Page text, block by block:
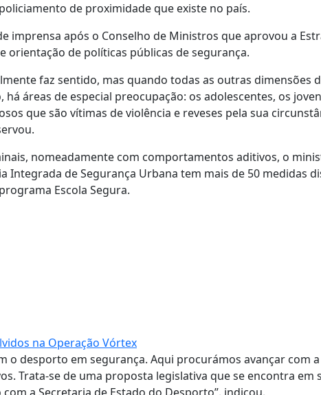
de proximidade que existe no país.
imprensa após o Conselho de Ministros que aprovou a
de políticas públicas de segurança.
faz sentido, mas quando todas as outras dimensões
áreas de especial preocupação: os adolescentes, os
que são vítimas de violência e reveses pela sua
nomeadamente com comportamentos aditivos, o
de Segurança Urbana tem mais de 50 medidas
Escola Segura.
na Operação Vórtex
o desporto em segurança. Aqui procurámos avançar com
Trata-se de uma proposta legislativa que se encontra em